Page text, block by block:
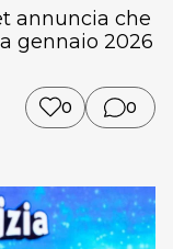
annuncia che
gennaio 2026
0 0